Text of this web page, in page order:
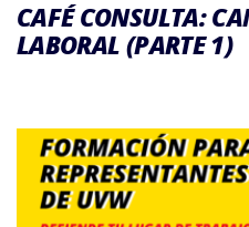
CAFÉ CONSULTA:
LABORAL (PARTE 1)